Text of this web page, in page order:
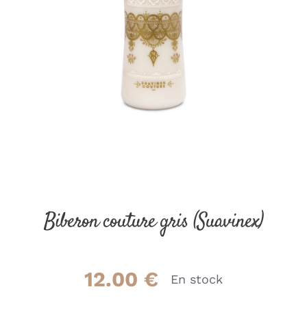
Biberon couture gris (Suavinex)
12.00 € En stock